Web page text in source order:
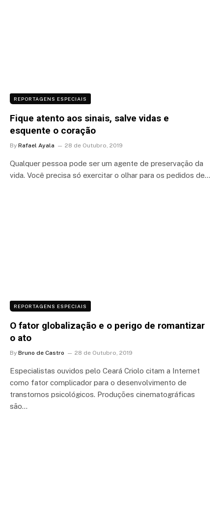
REPORTAGENS ESPECIAIS
Fique atento aos sinais, salve vidas e
esquente o coração
By Rafael Ayala 28 de Outubro, 2019
Qualquer pessoa pode ser um agente de preservação da
vida. Você precisa só exercitar o olhar para os pedidos de…
REPORTAGENS ESPECIAIS
O fator globalização e o perigo de romantizar
o ato
By Bruno de Castro 28 de Outubro, 2019
Especialistas ouvidos pelo Ceará Criolo citam a Internet
como fator complicador para o desenvolvimento de
transtornos psicológicos. Produções cinematográficas
são…